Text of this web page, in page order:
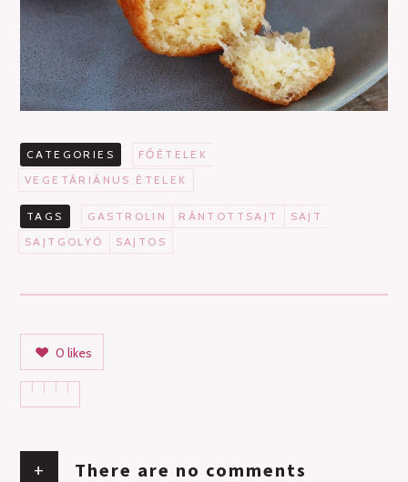
CATEGORIES
FŐÉTELEK
VEGETÁRIÁNUS ÉTELEK
TAGS GASTROLIN RÁNTOTTSAJT
SAJT
SAJTGOLYÓ
SAJTOS
0 likes
+ There are no comments